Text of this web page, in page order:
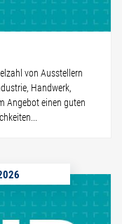
von Ausstellern
Handwerk,
Angebot einen guten